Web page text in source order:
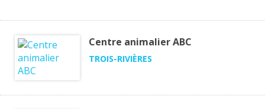
Centre animalier ABC
TROIS-RIVIÈRES